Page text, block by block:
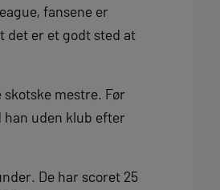
fansene er
det er et godt sted at
mestre. Før
han uden klub efter
De har scoret 25